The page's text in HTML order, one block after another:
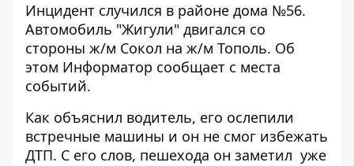
Инцидент случился в районе дома №56.
Автомобиль "Жигули" двигался со
стороны ж/м Сокол на ж/м Тополь. Об
этом Информатор сообщает с места
событий.
Как объяснил водитель, его ослепили
встречные машины и он не смог избежать
ДТП. С его слов, пешехода он заметил уже